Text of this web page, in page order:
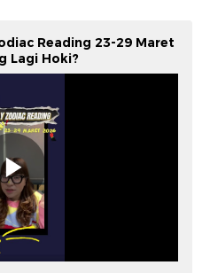
Reading 23-29 Maret
Lagi Hoki?